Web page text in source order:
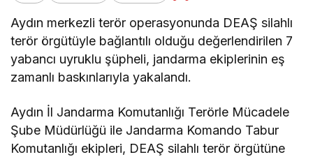
Aydın merkezli terör operasyonunda DEAŞ silahlı
terör örgütüyle bağlantılı olduğu değerlendirilen 7
yabancı uyruklu şüpheli, jandarma ekiplerinin eş
zamanlı baskınlarıyla yakalandı.
Aydın İl Jandarma Komutanlığı Terörle Mücadele
Şube Müdürlüğü ile Jandarma Komando Tabur
Komutanlığı ekipleri, DEAŞ silahlı terör örgütüne